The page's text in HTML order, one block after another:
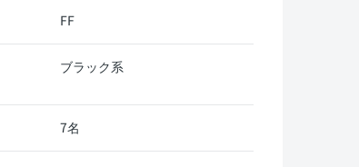
FF
ブラック系
7名